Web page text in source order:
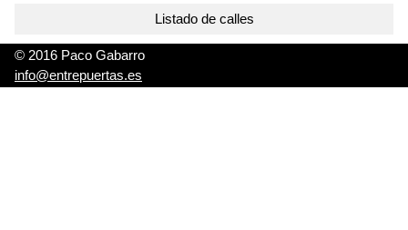
Listado de calles
© 2016 Paco Gabarro
info@entrepuertas.es